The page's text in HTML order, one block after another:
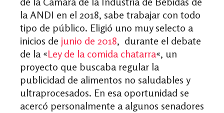
la ANDI en el 2018, sabe trabajar con todo
tipo de público. Eligió uno muy selecto a
inicios de junio de 2018, durante el debate
de la «Ley de la comida chatarra«, un
proyecto que buscaba regular la
publicidad de alimentos no saludables y
ultraprocesados. En esa oportunidad se
acercó personalmente a algunos senadores